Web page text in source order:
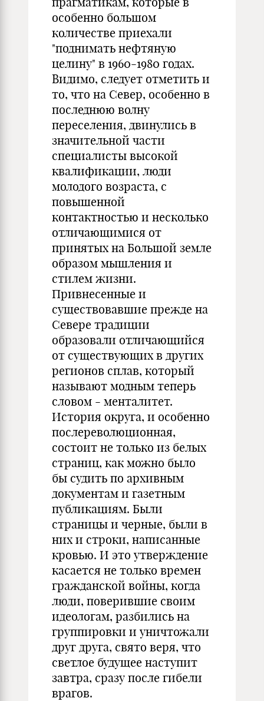
особенно большом
количестве приехали
"поднимать нефтяную
целину" в 1960-1980 годах.
Видимо, следует отметить и
то, что на Север, особенно в
последнюю волну
переселения, двинулись в
значительной части
специалисты высокой
квалификации, люди
молодого возраста, с
повышенной
контактностью и несколько
отличающимися от
принятых на Большой земле
образом мышления и
стилем жизни.
Привнесенные и
существовавшие прежде на
Севере традиции
образовали отличающийся
от существующих в других
регионов сплав, который
называют модным теперь
словом - менталитет.
История округа, и особенно
послереволюционная,
состоит не только из белых
страниц, как можно было
бы судить по архивным
документам и газетным
публикациям. Были
страницы и черные, были в
них и строки, написанные
кровью. И это утверждение
касается не только времен
гражданской войны, когда
люди, поверившие своим
идеологам, разбились на
группировки и уничтожали
друг друга, свято веря, что
светлое будущее наступит
завтра, сразу после гибели
врагов.